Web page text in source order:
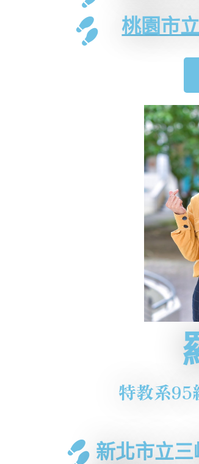
桃園市
特教系
新北市立